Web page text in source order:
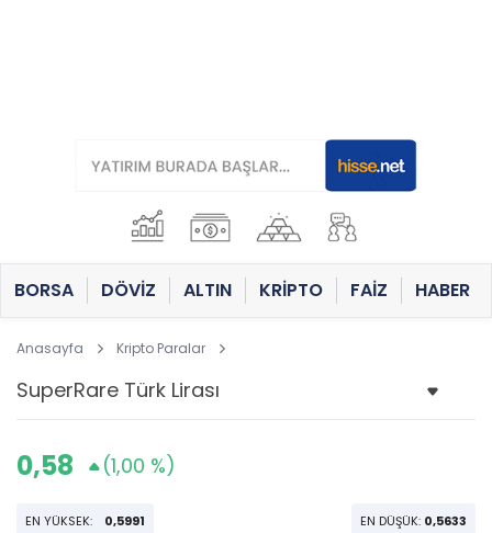
BORSA DÖVİZ ALTIN KRİPTO FAİZ HABER
Anasayfa Kripto Paralar
0,58 (1,00 %)
EN YÜKSEK: 0,5991 EN DÜŞÜK: 0,5633